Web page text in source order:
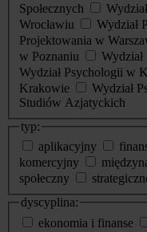
Społecznych
Wrocławiu
Wydział
Projektowania w
w Poznaniu
Wydział Psychologii w
Krakowie
Wydział
Studiów Azjatyckich
typ:
aplikacyjny
komercyjny
społeczny
dyscyplina:
ekonomia i finanse